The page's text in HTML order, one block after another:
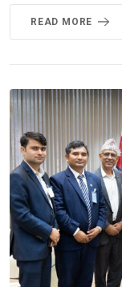
READ MORE